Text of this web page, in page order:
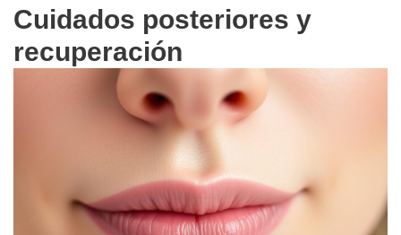
Cuidados posteriores y
recuperación